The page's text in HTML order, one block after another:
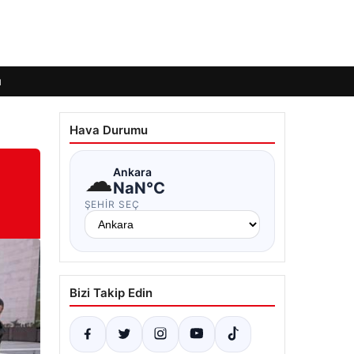
Hava Durumu
☁Ankara
NaN°C
ŞEHIR SEÇ
Bizi Takip Edin